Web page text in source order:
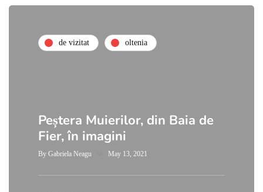
de vizitat oltenia
Peștera Muierilor, din Baia de
Fier, în imagini
By Gabriela Neagu May 13, 2021